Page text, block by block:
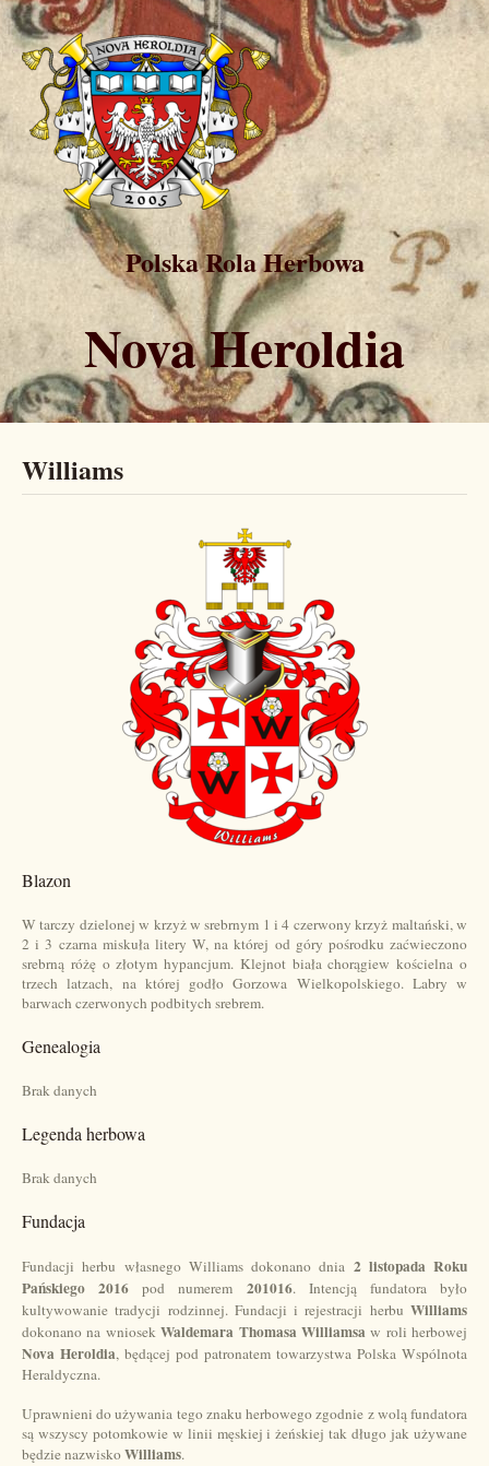
Polska Rola Herbowa
Nova Heroldia
Williams
Blazon
W tarczy dzielonej w krzyż w srebrnym 1 i 4 czerwony krzyż maltański, w
2 i 3 czarna miskuła litery W, na której od góry pośrodku zaćwieczono
srebrną różę o złotym hypancjum. Klejnot biała chorągiew kościelna o
trzech latzach, na której godło Gorzowa Wielkopolskiego. Labry w
barwach czerwonych podbitych srebrem.
Genealogia
Brak danych
Legenda herbowa
Brak danych
Fundacja
Fundacji herbu własnego Williams dokonano dnia 2 listopada Roku
Pańskiego 2016 pod numerem 201016. Intencją fundatora było
kultywowanie tradycji rodzinnej. Fundacji i rejestracji herbu Williams
dokonano na wniosekWaldemara Thomasa Williamsaw roli herbowej
Nova Heroldia, będącej pod patronatem towarzystwa Polska Wspólnota
Heraldyczna.
Uprawnieni do używania tego znaku herbowego zgodnie z wolą fundatora
są wszyscy potomkowie w linii męskiej i żeńskiej tak długo jak używane
będzie nazwiskoWilliams.